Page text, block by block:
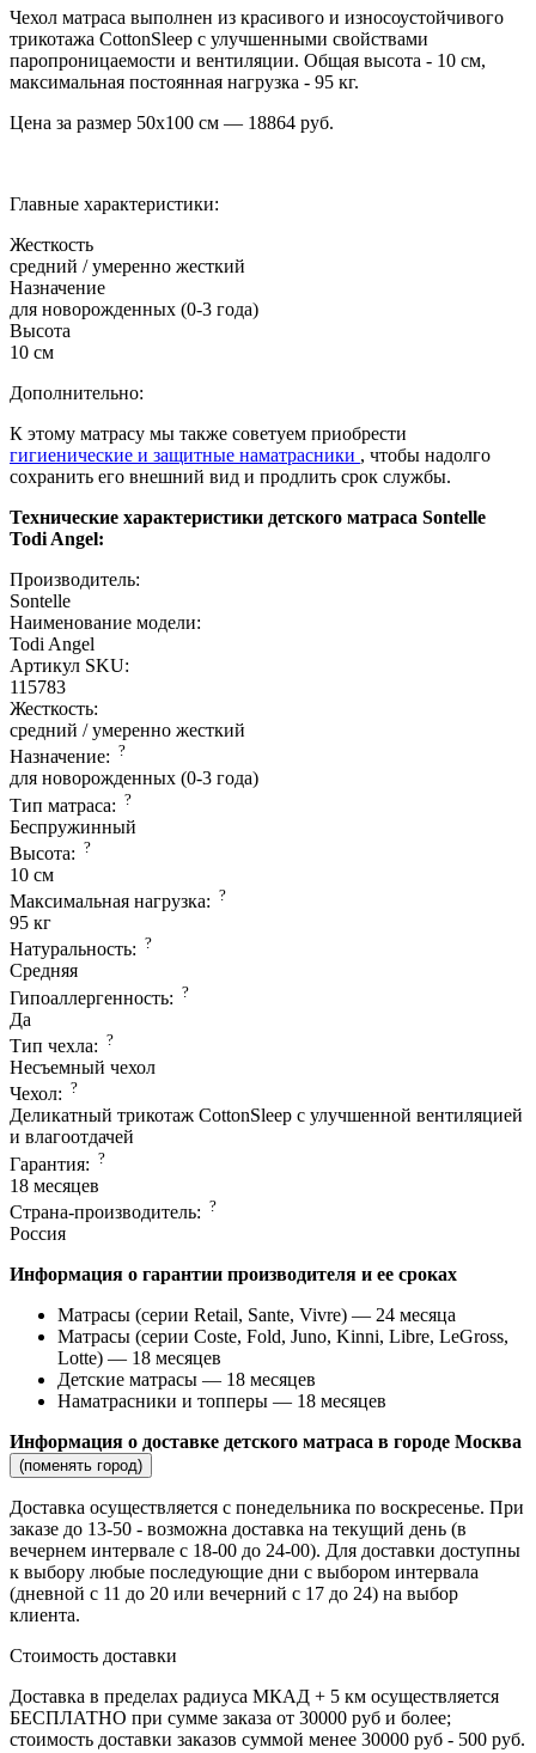
Чехол матраса выполнен из красивого и износоустойчивого
трикотажа CottonSleep с улучшенными свойствами
паропроницаемости и вентиляции. Общая высота - 10 см,
максимальная постоянная нагрузка - 95 кг.
Цена за размер 50х100 см — 18864 руб.
Главные характеристики:
Жесткость
средний / умеренно жесткий
Назначение
для новорожденных (0-3 года)
Высота
10 см
Дополнительно:
К этому матрасу мы также советуем приобрести
гигиенические и защитные наматрасники , чтобы надолго
сохранить его внешний вид и продлить срок службы.
Технические характеристики детского матраса Sontelle
Todi Angel:
Производитель:
Sontelle
Наименование модели:
Todi Angel
Артикул SKU:
115783
Жесткость:
средний / умеренно жесткий
Назначение: ?
для новорожденных (0-3 года)
Тип матраса: ?
Беспружинный
Высота: ?
10 см
Максимальная нагрузка: ?
95 кг
Натуральность: ?
Средняя
Гипоаллергенность: ?
Да
Тип чехла: ?
Несъемный чехол
Чехол: ?
Деликатный трикотаж CottonSleep с улучшенной вентиляцией
и влагоотдачей
Гарантия: ?
18 месяцев
Страна-производитель: ?
Россия
Информация о гарантии производителя и ее сроках
Матрасы (серии Retail, Sante, Vivre) — 24 месяца
Матрасы (серии Coste, Fold, Juno, Kinni, Libre, LeGross,
Lotte) — 18 месяцев
Детские матрасы — 18 месяцев
Наматрасники и топперы — 18 месяцев
Информация о доставке детского матраса в городе Москва
(поменять город)
Доставка осуществляется c понедельника по воскресенье. При
заказе до 13-50 - возможна доставка на текущий день (в
вечернем интервале с 18-00 до 24-00). Для доставки доступны
к выбору любые последующие дни с выбором интервала
(дневной с 11 до 20 или вечерний с 17 до 24) на выбор
клиента.
Стоимость доставки
Доставка в пределах радиуса МКАД + 5 км осуществляется
БЕСПЛАТНО при сумме заказа от 30000 руб и более;
стоимость доставки заказов суммой менее 30000 руб - 500 руб.